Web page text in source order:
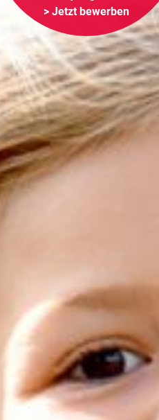
> Jetzt bewerben